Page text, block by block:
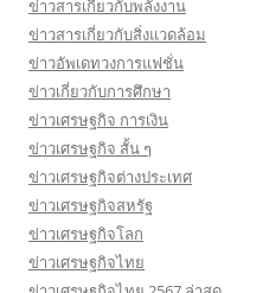
ข่าวสารเกี่ยวกับพลังงาน
ข่าวสารเกี่ยวกับสิ่งแวดล้อม
ข่าวอัพเดทวงการแฟชั่น
ข่าวเกี่ยวกับการศึกษา
ข่าวเศรษฐกิจ การเงิน
ข่าวเศรษฐกิจ สั้น ๆ
ข่าวเศรษฐกิจต่างประเทศ
ข่าวเศรษฐกิจสหรัฐ
ข่าวเศรษฐกิจโลก
ข่าวเศรษฐกิจไทย